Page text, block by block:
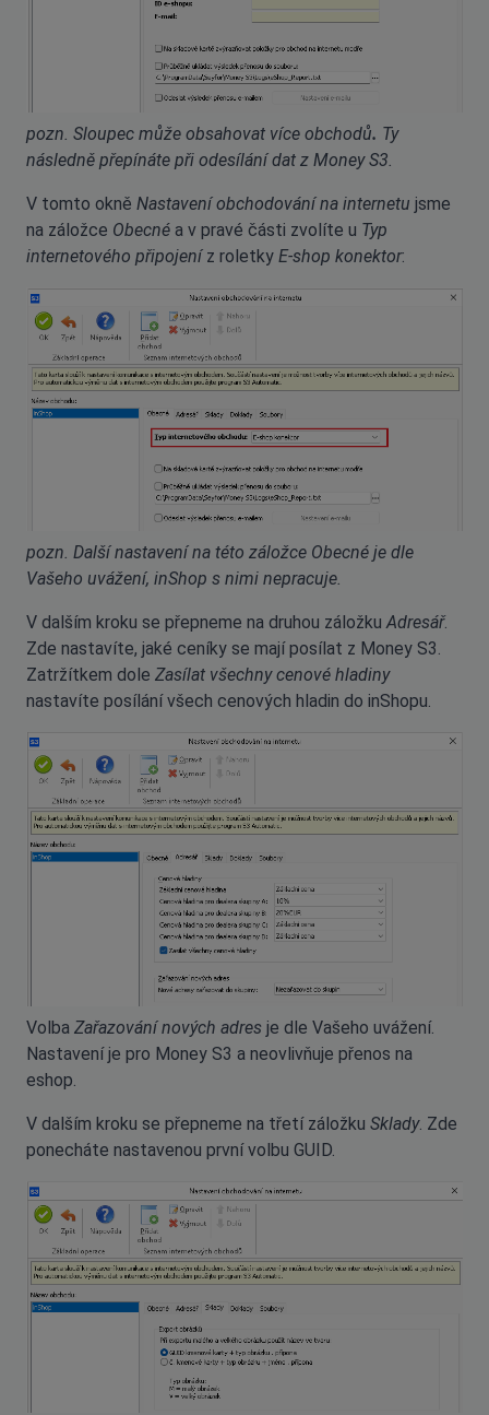
pozn. Sloupec může obsahovat více obchodů. Ty
následně přepínáte při odesílání dat z Money S3.
V tomto okně Nastavení obchodování na internetu jsme
na záložce Obecné a v pravé části zvolíte u Typ
internetového připojení z roletky E-shop konektor:
pozn. Další nastavení na této záložce Obecné je dle
Vašeho uvážení, inShop s nimi nepracuje.
V dalším kroku se přepneme na druhou záložku Adresář.
Zde nastavíte, jaké ceníky se mají posílat z Money S3.
Zatržítkem dole Zasílat všechny cenové hladiny
nastavíte posílání všech cenových hladin do inShopu.
Volba Zařazování nových adres je dle Vašeho uvážení.
Nastavení je pro Money S3 a neovlivňuje přenos na
eshop.
V dalším kroku se přepneme na třetí záložku Sklady. Zde
ponecháte nastavenou první volbu GUID.